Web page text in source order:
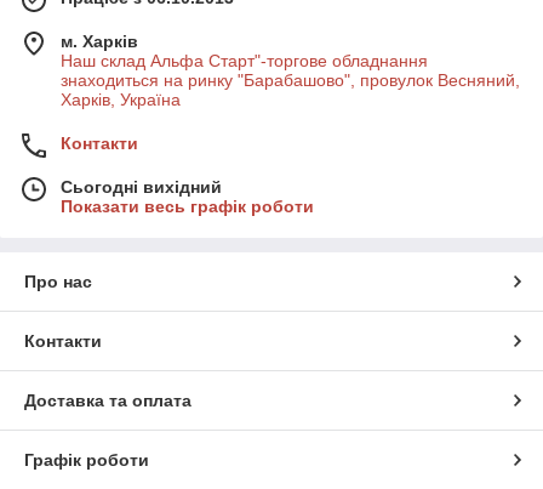
м. Харків
Наш склад Альфа Старт"-торгове обладнання
знаходиться на ринку "Барабашово", провулок Весняний,
Харків, Україна
Контакти
Сьогодні вихідний
Показати весь графік роботи
Про нас
Контакти
Доставка та оплата
Графік роботи